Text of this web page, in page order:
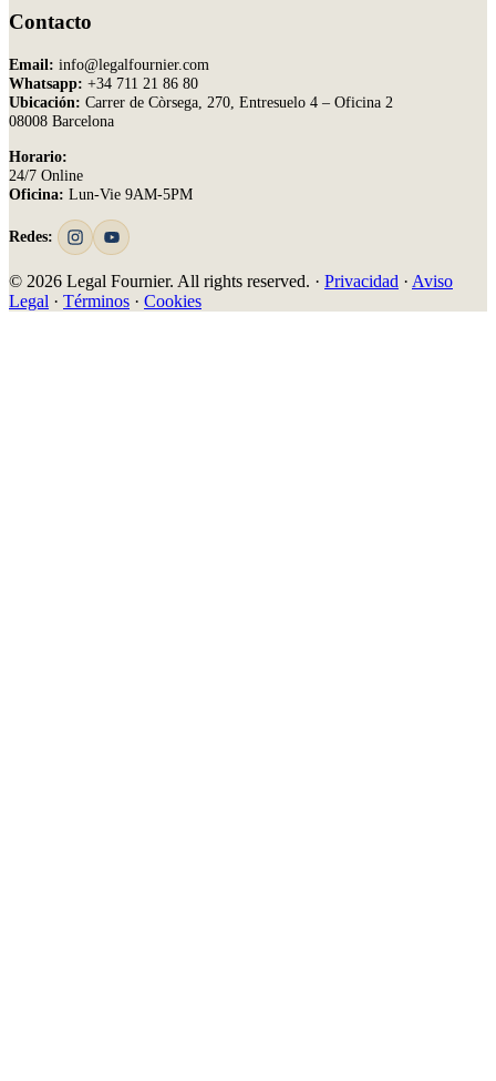
Contacto
Email: info@legalfournier.com
Whatsapp: +34 711 21 86 80
Ubicación: Carrer de Còrsega, 270, Entresuelo 4 – Oficina 2
08008 Barcelona
Horario:
24/7 Online
Oficina: Lun-Vie 9AM-5PM
Redes:
© 2026 Legal Fournier. All rights reserved. · Privacidad · Aviso
Legal · Términos · Cookies